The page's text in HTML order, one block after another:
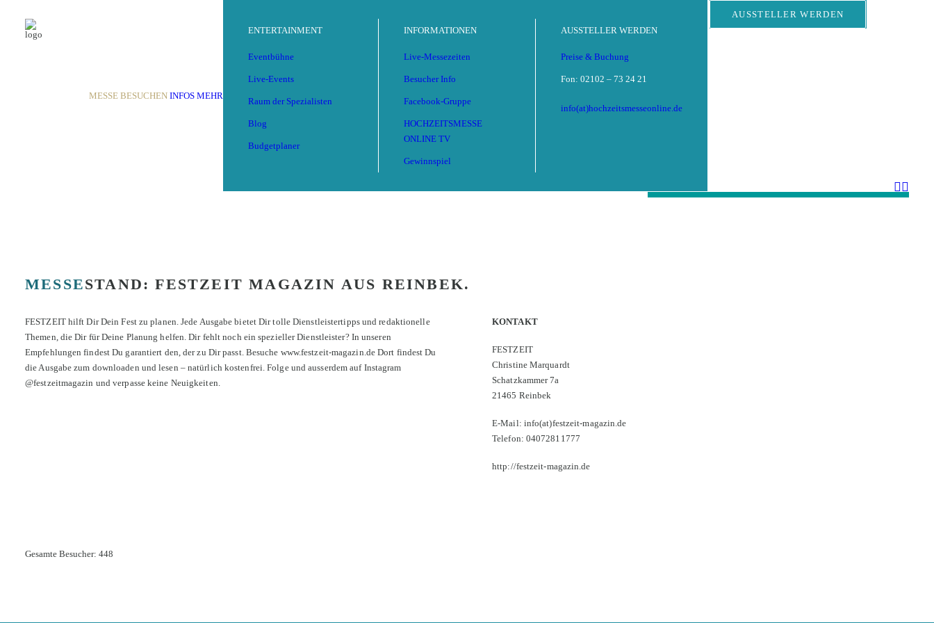
MESSE BESUCHEN INFOS MEHR
ENTERTAINMENT
Eventbühne
Live-Events
Raum der Spezialisten
Blog
Budgetplaner
INFORMATIONEN
Live-Messezeiten
Besucher Info
Facebook-Gruppe
HOCHZEITSMESSE
ONLINE TV
Gewinnspiel
AUSSTELLER WERDEN
Preise & Buchung
Fon: 02102 – 73 24 21
info(at)hochzeitsmesseonline.de
AUSSTELLER WERDEN
MESSESTAND: FESTZEIT MAGAZIN AUS REINBEK.
FESTZEIT hilft Dir Dein Fest zu planen. Jede Ausgabe bietet Dir tolle Dienstleistertipps und redaktionelle
Themen, die Dir für Deine Planung helfen. Dir fehlt noch ein spezieller Dienstleister? In unseren
Empfehlungen findest Du garantiert den, der zu Dir passt. Besuche www.festzeit-magazin.deDort findest Du
die Ausgabe zum downloaden und lesen – natürlich kostenfrei. Folge und ausserdem auf Instagram
@festzeitmagazin und verpasse keine Neuigkeiten.
KONTAKT
FESTZEIT
Christine Marquardt
Schatzkammer 7a
21465 Reinbek
E-Mail: info(at)festzeit-magazin.de
Telefon: 04072811777
http://festzeit-magazin.de
Gesamte Besucher: 448